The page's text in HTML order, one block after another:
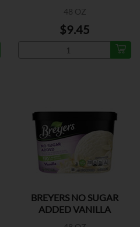
48 OZ
$9.45
BREYERS NO SUGAR
ADDED VANILLA